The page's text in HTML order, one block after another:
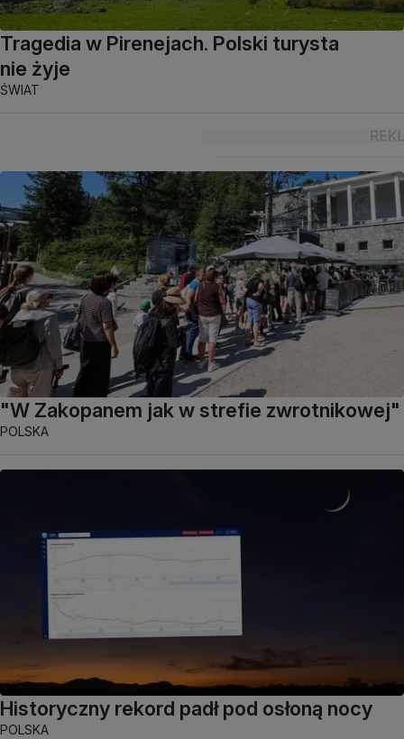
Tragedia w Pirenejach. Polski turysta
nie żyje
ŚWIAT
"W Zakopanem jak w strefie zwrotnikowej"
POLSKA
Historyczny rekord padł pod osłoną nocy
POLSKA